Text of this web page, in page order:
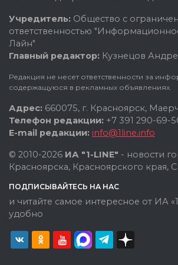
Учредитель: Общество с
ответственностью
Лайн"
Главный редактор: Кузнецов
Редакция не несет ответственности за
содержащуюся в рекламных объявлениях.
Адрес: 660075, г. Красноярск,
Телефон редакции: +7 391 290-69-
E-mail редакции: info@1line.info
© 2010-2026 ИА "1-LINE" - новости
Красноярска, Красноярского края,
ПОДПИСЫВАЙТЕСЬ НА НАС
и читайте самое интересное от ИА
удобно